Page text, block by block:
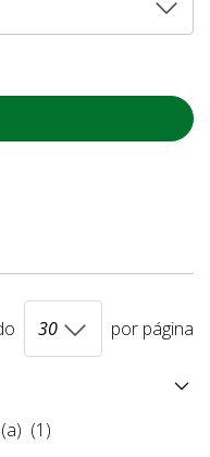
por página
(1)